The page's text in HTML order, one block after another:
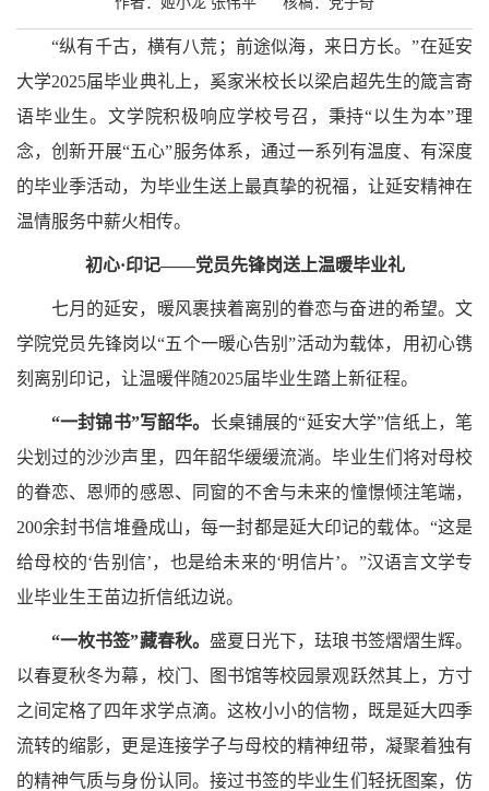
“纵有千古，横有八荒；前途似海，来日方长。”在延安
大学2025届毕业典礼上，奚家米校长以梁启超先生的箴言寄
语毕业生。文学院积极响应学校号召，秉持“以生为本”理
念，创新开展“五心”服务体系，通过一系列有温度、有深度
的毕业季活动，为毕业生送上最真挚的祝福，让延安精神在
温情服务中薪火相传。
初心·印记——党员先锋岗送上温暖毕业礼
七月的延安，暖风裹挟着离别的眷恋与奋进的希望。文
学院党员先锋岗以“五个一暖心告别”活动为载体，用初心镌
刻离别印记，让温暖伴随2025届毕业生踏上新征程。
“一封锦书”写韶华。 长桌铺展的“延安大学”信纸上，笔
尖划过的沙沙声里，四年韶华缓缓流淌。毕业生们将对母校
的眷恋、恩师的感恩、同窗的不舍与未来的憧憬倾注笔端，
200余封书信堆叠成山，每一封都是延大印记的载体。“这是
给母校的‘告别信’，也是给未来的‘明信片’。”汉语言文学专
业毕业生王苗边折信纸边说。
“一枚书签”藏春秋。 盛夏日光下，珐琅书签熠熠生辉。
以春夏秋冬为幕，校门、图书馆等校园景观跃然其上，方寸
之间定格了四年求学点滴。这枚小小的信物，既是延大四季
流转的缩影，更是连接学子与母校的精神纽带，凝聚着独有
的精神气质与身份认同。接过书签的毕业生们轻抚图案，仿